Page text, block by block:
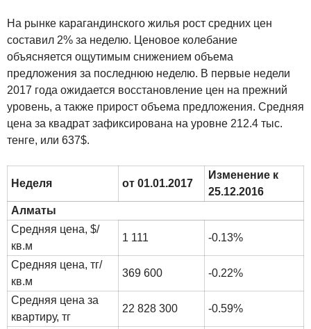
На рынке карагандинского жилья рост средних цен
составил 2% за неделю. Ценовое колебание
объясняется ощутимым снижением объема
предложения за последнюю неделю. В первые недели
2017 года ожидается восстановление цен на прежний
уровень, а также прирост объема предложения. Средняя
цена за квадрат зафиксирована на уровне 212.4 тыс.
тенге, или 637$.
Неделя от 01.01.2017
Изменение к
25.12.2016
Алматы
Средняя цена, $/
кв.м
1 111 -0.13%
Средняя цена, тг/
кв.м
369 600 -0.22%
Средняя цена за
квартиру, тг
22 828 300 -0.59%